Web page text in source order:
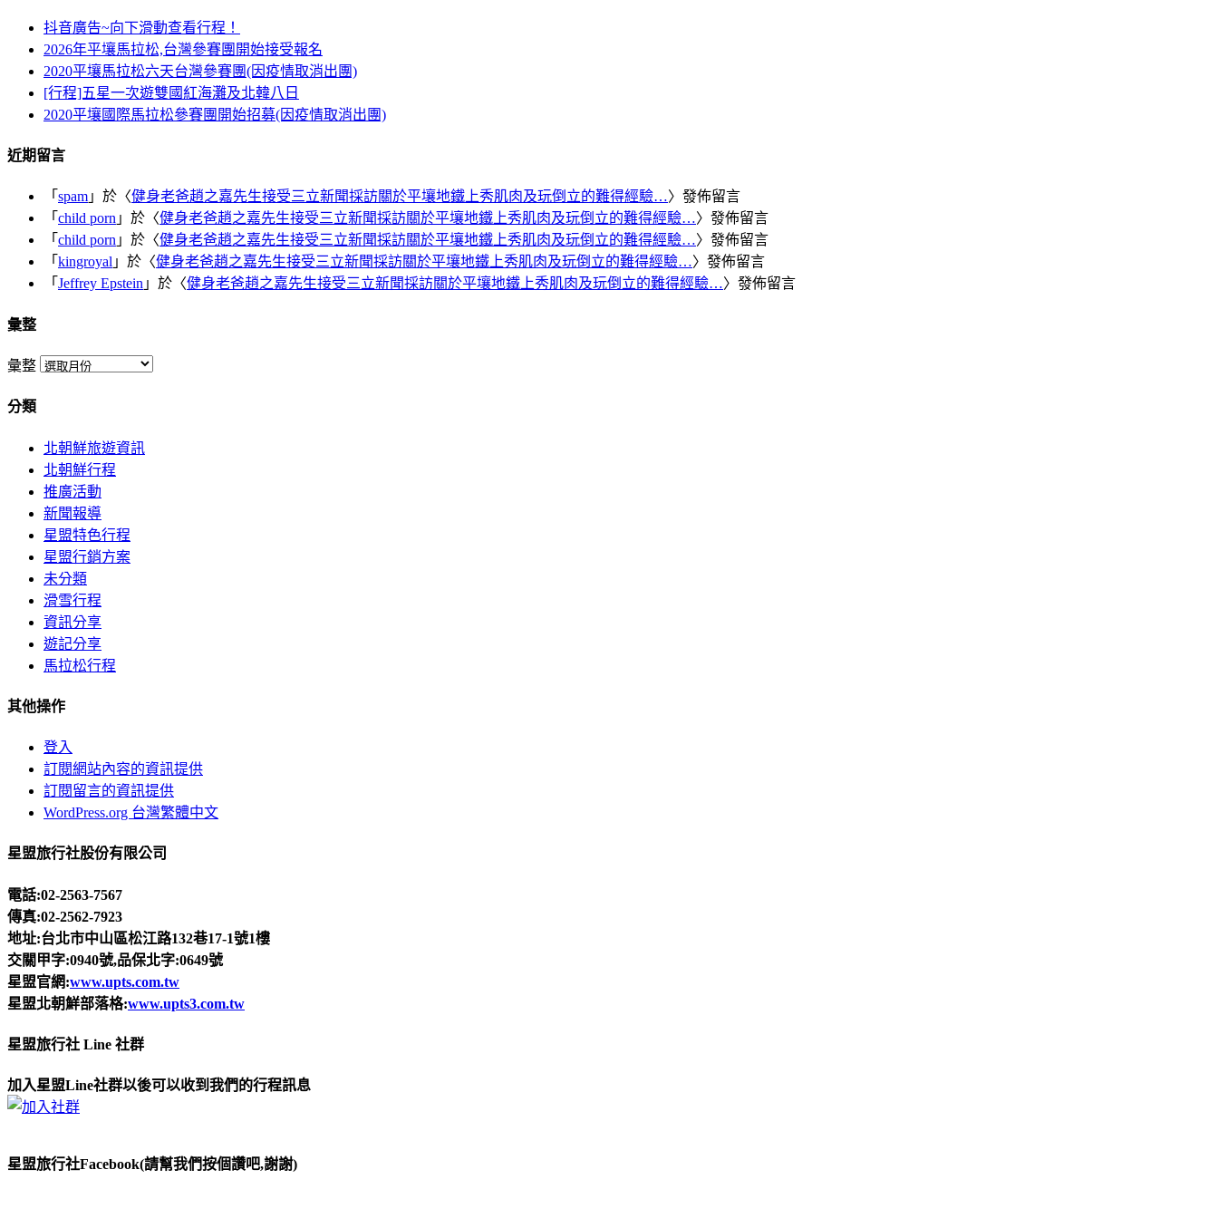
抖音廣告~向下滑動查看行程！
2026年平壤馬拉松,台灣參賽團開始接受報名
2020平壤馬拉松六天台灣參賽團(因疫情取消出團)
[行程]五星一次遊雙國紅海灘及北韓八日
2020平壤國際馬拉松參賽團開始招募(因疫情取消出團)
近期留言
「 spam 」於〈健身老爸趙之嘉先生接受三立新聞採訪關於平壤地鐵上秀肌肉及玩倒立的難得經驗…〉發佈留言
「 child porn 」於〈健身老爸趙之嘉先生接受三立新聞採訪關於平壤地鐵上秀肌肉及玩倒立的難得經驗…〉發佈留言
「 child porn 」於〈健身老爸趙之嘉先生接受三立新聞採訪關於平壤地鐵上秀肌肉及玩倒立的難得經驗…〉發佈留言
「 kingroyal 」於〈健身老爸趙之嘉先生接受三立新聞採訪關於平壤地鐵上秀肌肉及玩倒立的難得經驗…〉發佈留言
「 Jeffrey Epstein 」於〈健身老爸趙之嘉先生接受三立新聞採訪關於平壤地鐵上秀肌肉及玩倒立的難得經驗…〉發佈留言
彙整
彙整
分類
北朝鮮旅遊資訊
北朝鮮行程
推廣活動
新聞報導
星盟特色行程
星盟行銷方案
未分類
滑雪行程
資訊分享
遊記分享
馬拉松行程
其他操作
登入
訂閱網站內容的資訊提供
訂閱留言的資訊提供
WordPress.org 台灣繁體中文
星盟旅行社股份有限公司
電話:02-2563-7567
傳真:02-2562-7923
地址:台北市中山區松江路132巷17-1號1樓
交關甲字:0940號,品保北字:0649號
星盟官網:www.upts.com.tw
星盟北朝鮮部落格:www.upts3.com.tw
星盟旅行社 Line 社群
加入星盟Line社群以後可以收到我們的行程訊息
星盟旅行社Facebook(請幫我們按個讚吧,謝謝)